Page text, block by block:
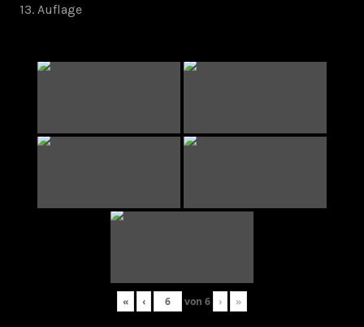
13. Auflage
« ‹ von 6 › »